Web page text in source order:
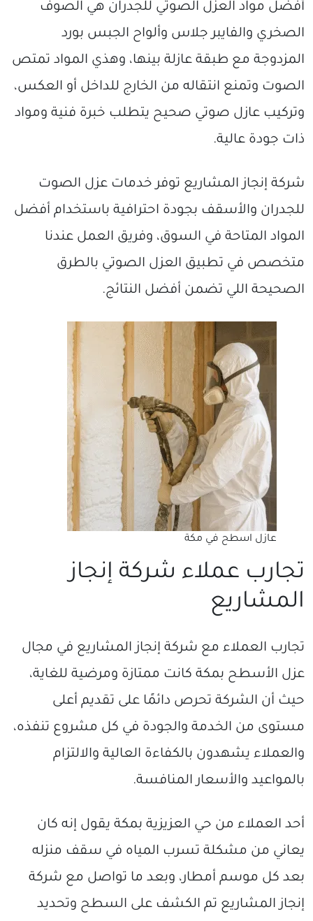
أفضل مواد العزل الصوتي للجدران هي الصوف
الصخري والفايبر جلاس وألواح الجبس بورد
المزدوجة مع طبقة عازلة بينها، وهذي المواد تمتص
الصوت وتمنع انتقاله من الخارج للداخل أو العكس،
وتركيب عازل صوتي صحيح يتطلب خبرة فنية ومواد
ذات جودة عالية.
شركة إنجاز المشاريع توفر خدمات عزل الصوت
للجدران والأسقف بجودة احترافية باستخدام أفضل
المواد المتاحة في السوق، وفريق العمل عندنا
متخصص في تطبيق العزل الصوتي بالطرق
الصحيحة اللي تضمن أفضل النتائج.
عازل اسطح في مكة
تجارب عملاء شركة إنجاز
المشاريع
تجارب العملاء مع شركة إنجاز المشاريع في مجال
عزل الأسطح بمكة كانت ممتازة ومرضية للغاية،
حيث أن الشركة تحرص دائمًا على تقديم أعلى
مستوى من الخدمة والجودة في كل مشروع تنفذه،
والعملاء يشهدون بالكفاءة العالية والالتزام
بالمواعيد والأسعار المنافسة.
أحد العملاء من حي العزيزية بمكة يقول إنه كان
يعاني من مشكلة تسرب المياه في سقف منزله
بعد كل موسم أمطار، وبعد ما تواصل مع شركة
إنجاز المشاريع تم الكشف على السطح وتحديد